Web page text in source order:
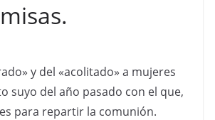
y del «acolitado» a mujeres
suyo del año pasado con el que,
para repartir la comunión.